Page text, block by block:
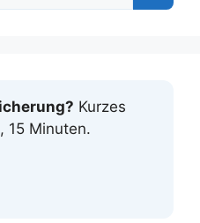
Kurzes
15 Minuten.